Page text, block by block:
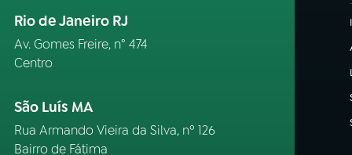
Rio de Janeiro RJ
Av. Gomes Freire, n° 474
Centro
São Luís MA
Rua Armando Vieira da Silva, nº 126
Bairro de Fátima